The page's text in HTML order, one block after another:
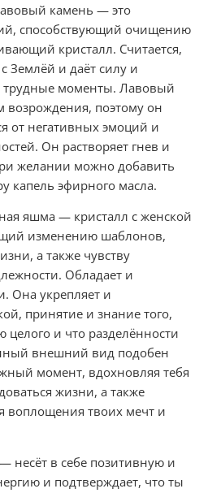
камень — это
способствующий очищению
кристалл. Считается,
Землёй и даёт силу и
трудные моменты. Лавовый
возрождения, поэтому он
от негативных эмоций и
Он растворяет гнев и
желании можно добавить
капель эфирного масла.
яшма — кристалл с женской
изменению шаблонов,
а также чувству
Обладает и
Она укрепляет и
принятие и знание того,
целого и что разделённости
внешний вид подобен
момент, вдохновляя тебя
жизни, а также
воплощения твоих мечт и
несёт в себе позитивную и
и подтверждает, что ты